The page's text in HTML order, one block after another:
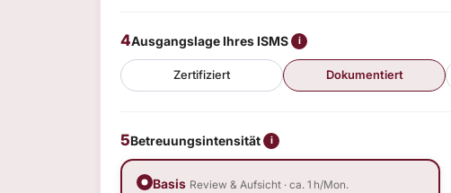
4Ausgangslage Ihres ISMS i
Zertifiziert Dokumentiert
5Betreuungsintensität i
Basis Review & Aufsicht · ca. 1 h/Mon.